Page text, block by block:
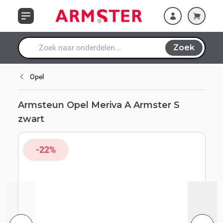
Waar ben je naar op zoek?
Zoek
Opel
Armsteun Opel Meriva A Armster S
zwart
-22%